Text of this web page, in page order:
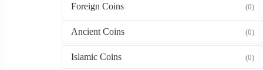
Foreign Coins (0)
Ancient Coins (0)
Islamic Coins (0)